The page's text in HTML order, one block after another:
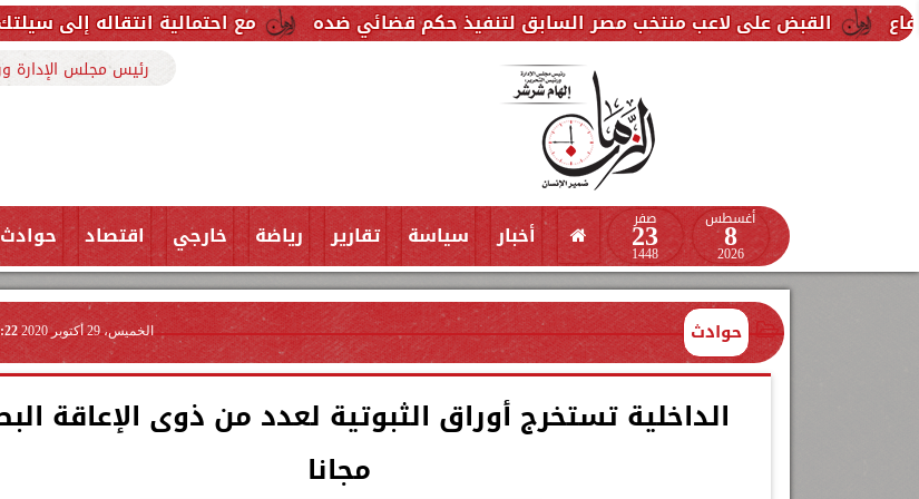
مع احتمالية انتقاله إلى سيلتك.. هيثم حسن على لاعب منتخب مصر السابق لتنفيذ حكم قضائي ضده
رئيس مجلس الإدارة
أغسطس
8
2026
صفر
23
1448
أخبار سياسة تقارير رياضة خارجي اقتصاد حوادث
حوادث الخميس، 29 أكتوبر 2020
الداخلية تستخرج أوراق الثبوتية لعدد من ذوى الإعاقة
مجانا